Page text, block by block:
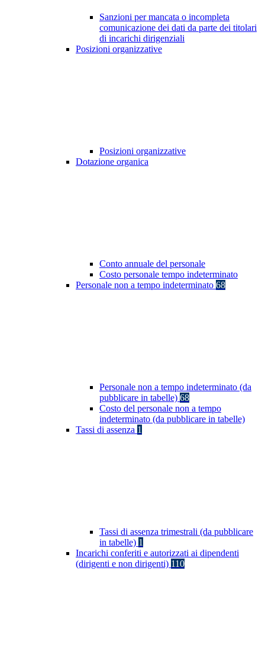
Sanzioni per mancata o incompleta
comunicazione dei dati da parte dei titolari
di incarichi dirigenziali
Posizioni organizzative
Posizioni organizzative
Dotazione organica
Conto annuale del personale
Costo personale tempo indeterminato
Personale non a tempo indeterminato 68
Personale non a tempo indeterminato (da
pubblicare in tabelle) 68
Costo del personale non a tempo
indeterminato (da pubblicare in tabelle)
Tassi di assenza 1
Tassi di assenza trimestrali (da pubblicare
in tabelle) 1
Incarichi conferiti e autorizzati ai dipendenti
(dirigenti e non dirigenti) 110